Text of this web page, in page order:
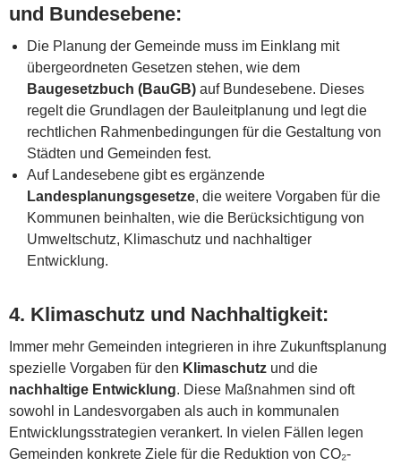
und Bundesebene:
Die Planung der Gemeinde muss im Einklang mit
übergeordneten Gesetzen stehen, wie dem
Baugesetzbuch (BauGB) auf Bundesebene. Dieses
regelt die Grundlagen der Bauleitplanung und legt die
rechtlichen Rahmenbedingungen für die Gestaltung von
Städten und Gemeinden fest.
Auf Landesebene gibt es ergänzende
Landesplanungsgesetze, die weitere Vorgaben für die
Kommunen beinhalten, wie die Berücksichtigung von
Umweltschutz, Klimaschutz und nachhaltiger
Entwicklung.
4. Klimaschutz und Nachhaltigkeit:
Immer mehr Gemeinden integrieren in ihre Zukunftsplanung
spezielle Vorgaben für den Klimaschutz und die
nachhaltige Entwicklung. Diese Maßnahmen sind oft
sowohl in Landesvorgaben als auch in kommunalen
Entwicklungsstrategien verankert. In vielen Fällen legen
Gemeinden konkrete Ziele für die Reduktion von CO₂-